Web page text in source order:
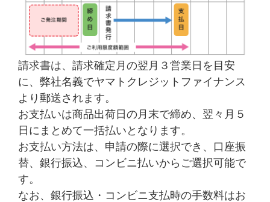
請求書は、請求確定月の翌月３営業日を目安
に、弊社名義でヤマトクレジットファイナンス
より郵送されます。
お支払いは商品出荷日の月末で締め、翌々月５
日にまとめて一括払いとなります。
お支払い方法は、申請の際に選択でき、口座振
替、銀行振込、コンビニ払いからご選択可能で
す。
なお、銀行振込・コンビニ支払時の手数料はお